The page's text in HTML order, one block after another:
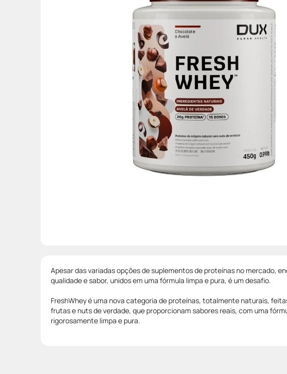
Apesar das variadas opções de suplementos de proteínas no mercado,
qualidade e sabor, unidos em uma fórmula limpa e pura, é um desafio.
FreshWhey é uma nova categoria de proteínas, totalmente naturais,
frutas e nuts de verdade, que proporcionam sabores reais, com uma
rigorosamente limpa e pura.